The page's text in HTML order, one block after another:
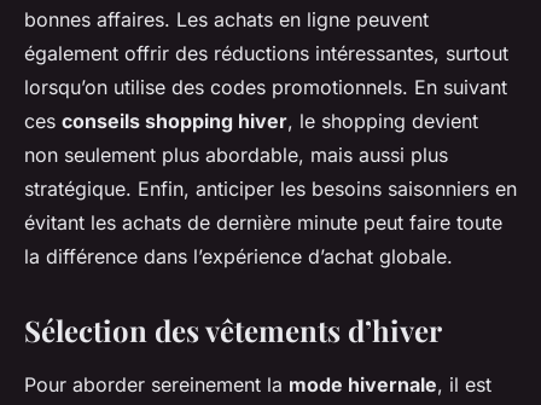
bonnes affaires. Les achats en ligne peuvent
également offrir des réductions intéressantes, surtout
lorsqu’on utilise des codes promotionnels. En suivant
ces conseils shopping hiver, le shopping devient
non seulement plus abordable, mais aussi plus
stratégique. Enfin, anticiper les besoins saisonniers en
évitant les achats de dernière minute peut faire toute
la différence dans l’expérience d’achat globale.
Sélection des vêtements d’hiver
Pour aborder sereinement la mode hivernale, il est